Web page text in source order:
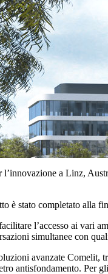
a Linz,
è stato completato alla
l’accesso ai vari
simultanee con
avanzate Comelit,
antisfondamento. Per